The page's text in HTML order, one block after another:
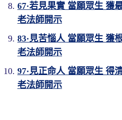
67·若見果實 當願眾生 獲
老法師開示
83·見苦惱人 當願眾生 獲
老法師開示
97·見正命人 當願眾生 得
老法師開示